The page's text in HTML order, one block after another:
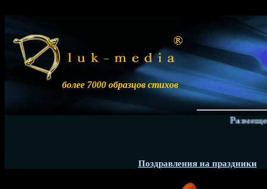
более 7000 образцов стихов
Поздравления на праздники